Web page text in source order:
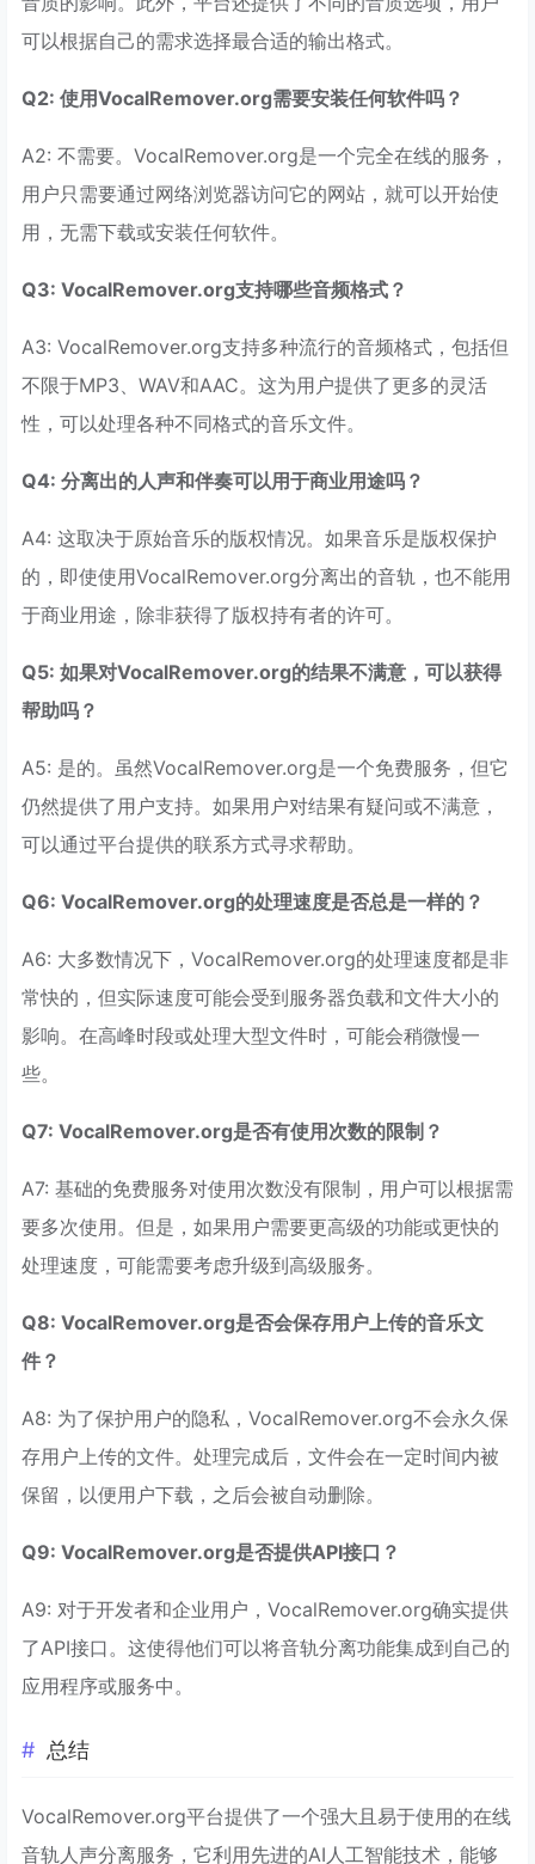
可以根据自己的需求选择最合适的输出格式。
Q2: 使用VocalRemover.org需要安装任何软件吗？
A2: 不需要。VocalRemover.org是一个完全在线的服务，
用户只需要通过网络浏览器访问它的网站，就可以开始使
用，无需下载或安装任何软件。
Q3: VocalRemover.org支持哪些音频格式？
A3: VocalRemover.org支持多种流行的音频格式，包括但
不限于MP3、WAV和AAC。这为用户提供了更多的灵活
性，可以处理各种不同格式的音乐文件。
Q4: 分离出的人声和伴奏可以用于商业用途吗？
A4: 这取决于原始音乐的版权情况。如果音乐是版权保护
的，即使使用VocalRemover.org分离出的音轨，也不能用
于商业用途，除非获得了版权持有者的许可。
Q5: 如果对VocalRemover.org的结果不满意，可以获得
帮助吗？
A5: 是的。虽然VocalRemover.org是一个免费服务，但它
仍然提供了用户支持。如果用户对结果有疑问或不满意，
可以通过平台提供的联系方式寻求帮助。
Q6: VocalRemover.org的处理速度是否总是一样的？
A6: 大多数情况下，VocalRemover.org的处理速度都是非
常快的，但实际速度可能会受到服务器负载和文件大小的
影响。在高峰时段或处理大型文件时，可能会稍微慢一
些。
Q7: VocalRemover.org是否有使用次数的限制？
A7: 基础的免费服务对使用次数没有限制，用户可以根据需
要多次使用。但是，如果用户需要更高级的功能或更快的
处理速度，可能需要考虑升级到高级服务。
Q8: VocalRemover.org是否会保存用户上传的音乐文
件？
A8: 为了保护用户的隐私，VocalRemover.org不会永久保
存用户上传的文件。处理完成后，文件会在一定时间内被
保留，以便用户下载，之后会被自动删除。
Q9: VocalRemover.org是否提供API接口？
A9: 对于开发者和企业用户，VocalRemover.org确实提供
了API接口。这使得他们可以将音轨分离功能集成到自己的
应用程序或服务中。
总结
VocalRemover.org平台提供了一个强大且易于使用的在线
音轨人声分离服务，它利用先进的AI人工智能技术，能够